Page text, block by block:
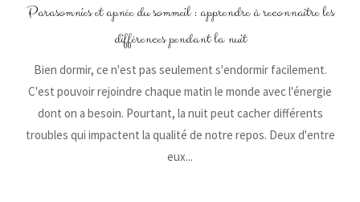
Parasomnies et apnée du sommeil : apprendre à reconnaître les
différences pendant la nuit
Bien dormir, ce n'est pas seulement s'endormir facilement.
C'est pouvoir rejoindre chaque matin le monde avec l'énergie
dont on a besoin. Pourtant, la nuit peut cacher différents
troubles qui impactent la qualité de notre repos. Deux d'entre
eux...